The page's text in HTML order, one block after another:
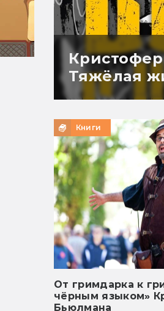
Тяжёлая
Книги
От гримдарка к
чёрным языком»
Бьюлмана